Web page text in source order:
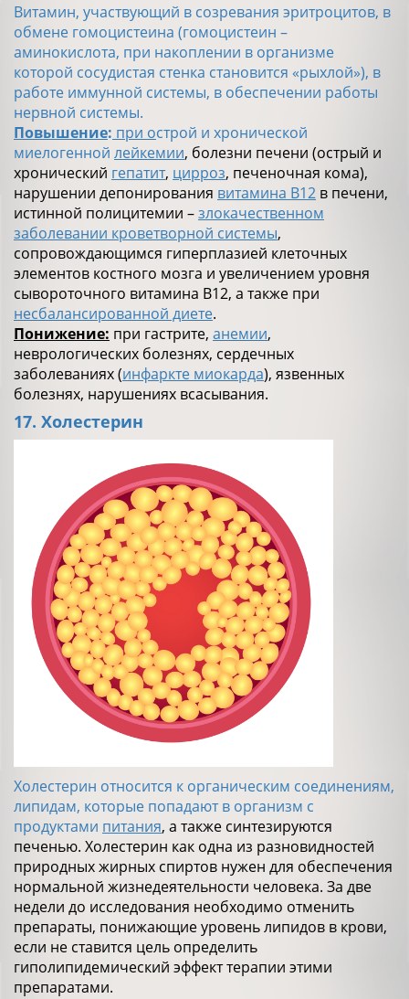
Витамин, участвующий в созревания эритроцитов, в
обмене гомоцистеина (гомоцистеин –
аминокислота, при накоплении в организме
которой сосудистая стенка становится «рыхлой»), в
работе иммунной системы, в обеспечении работы
нервной системы.
Повышение: при острой и хронической
миелогенной лейкемии, болезни печени (острый и
хронический гепатит, цирроз, печеночная кома),
нарушении депонирования витамина В12 в печени,
истинной полицитемии –злокачественном
заболевании кроветворной системы,
сопровождающимся гиперплазией клеточных
элементов костного мозга и увеличением уровня
сывороточного витамина В12, а также при
несбалансированной диете.
Понижение: при гастрите, анемии,
неврологических болезнях, сердечных
заболеваниях (инфаркте миокарда), язвенных
болезнях, нарушениях всасывания.
17. Холестерин
Холестерин относится к органическим соединениям,
липидам, которые попадают в организм с
продуктами питания, а также синтезируются
печенью. Холестерин как одна из разновидностей
природных жирных спиртов нужен для обеспечения
нормальной жизнедеятельности человека. За две
недели до исследования необходимо отменить
препараты, понижающие уровень липидов в крови,
если не ставится цель определить
гиполипидемический эффект терапии этими
препаратами.